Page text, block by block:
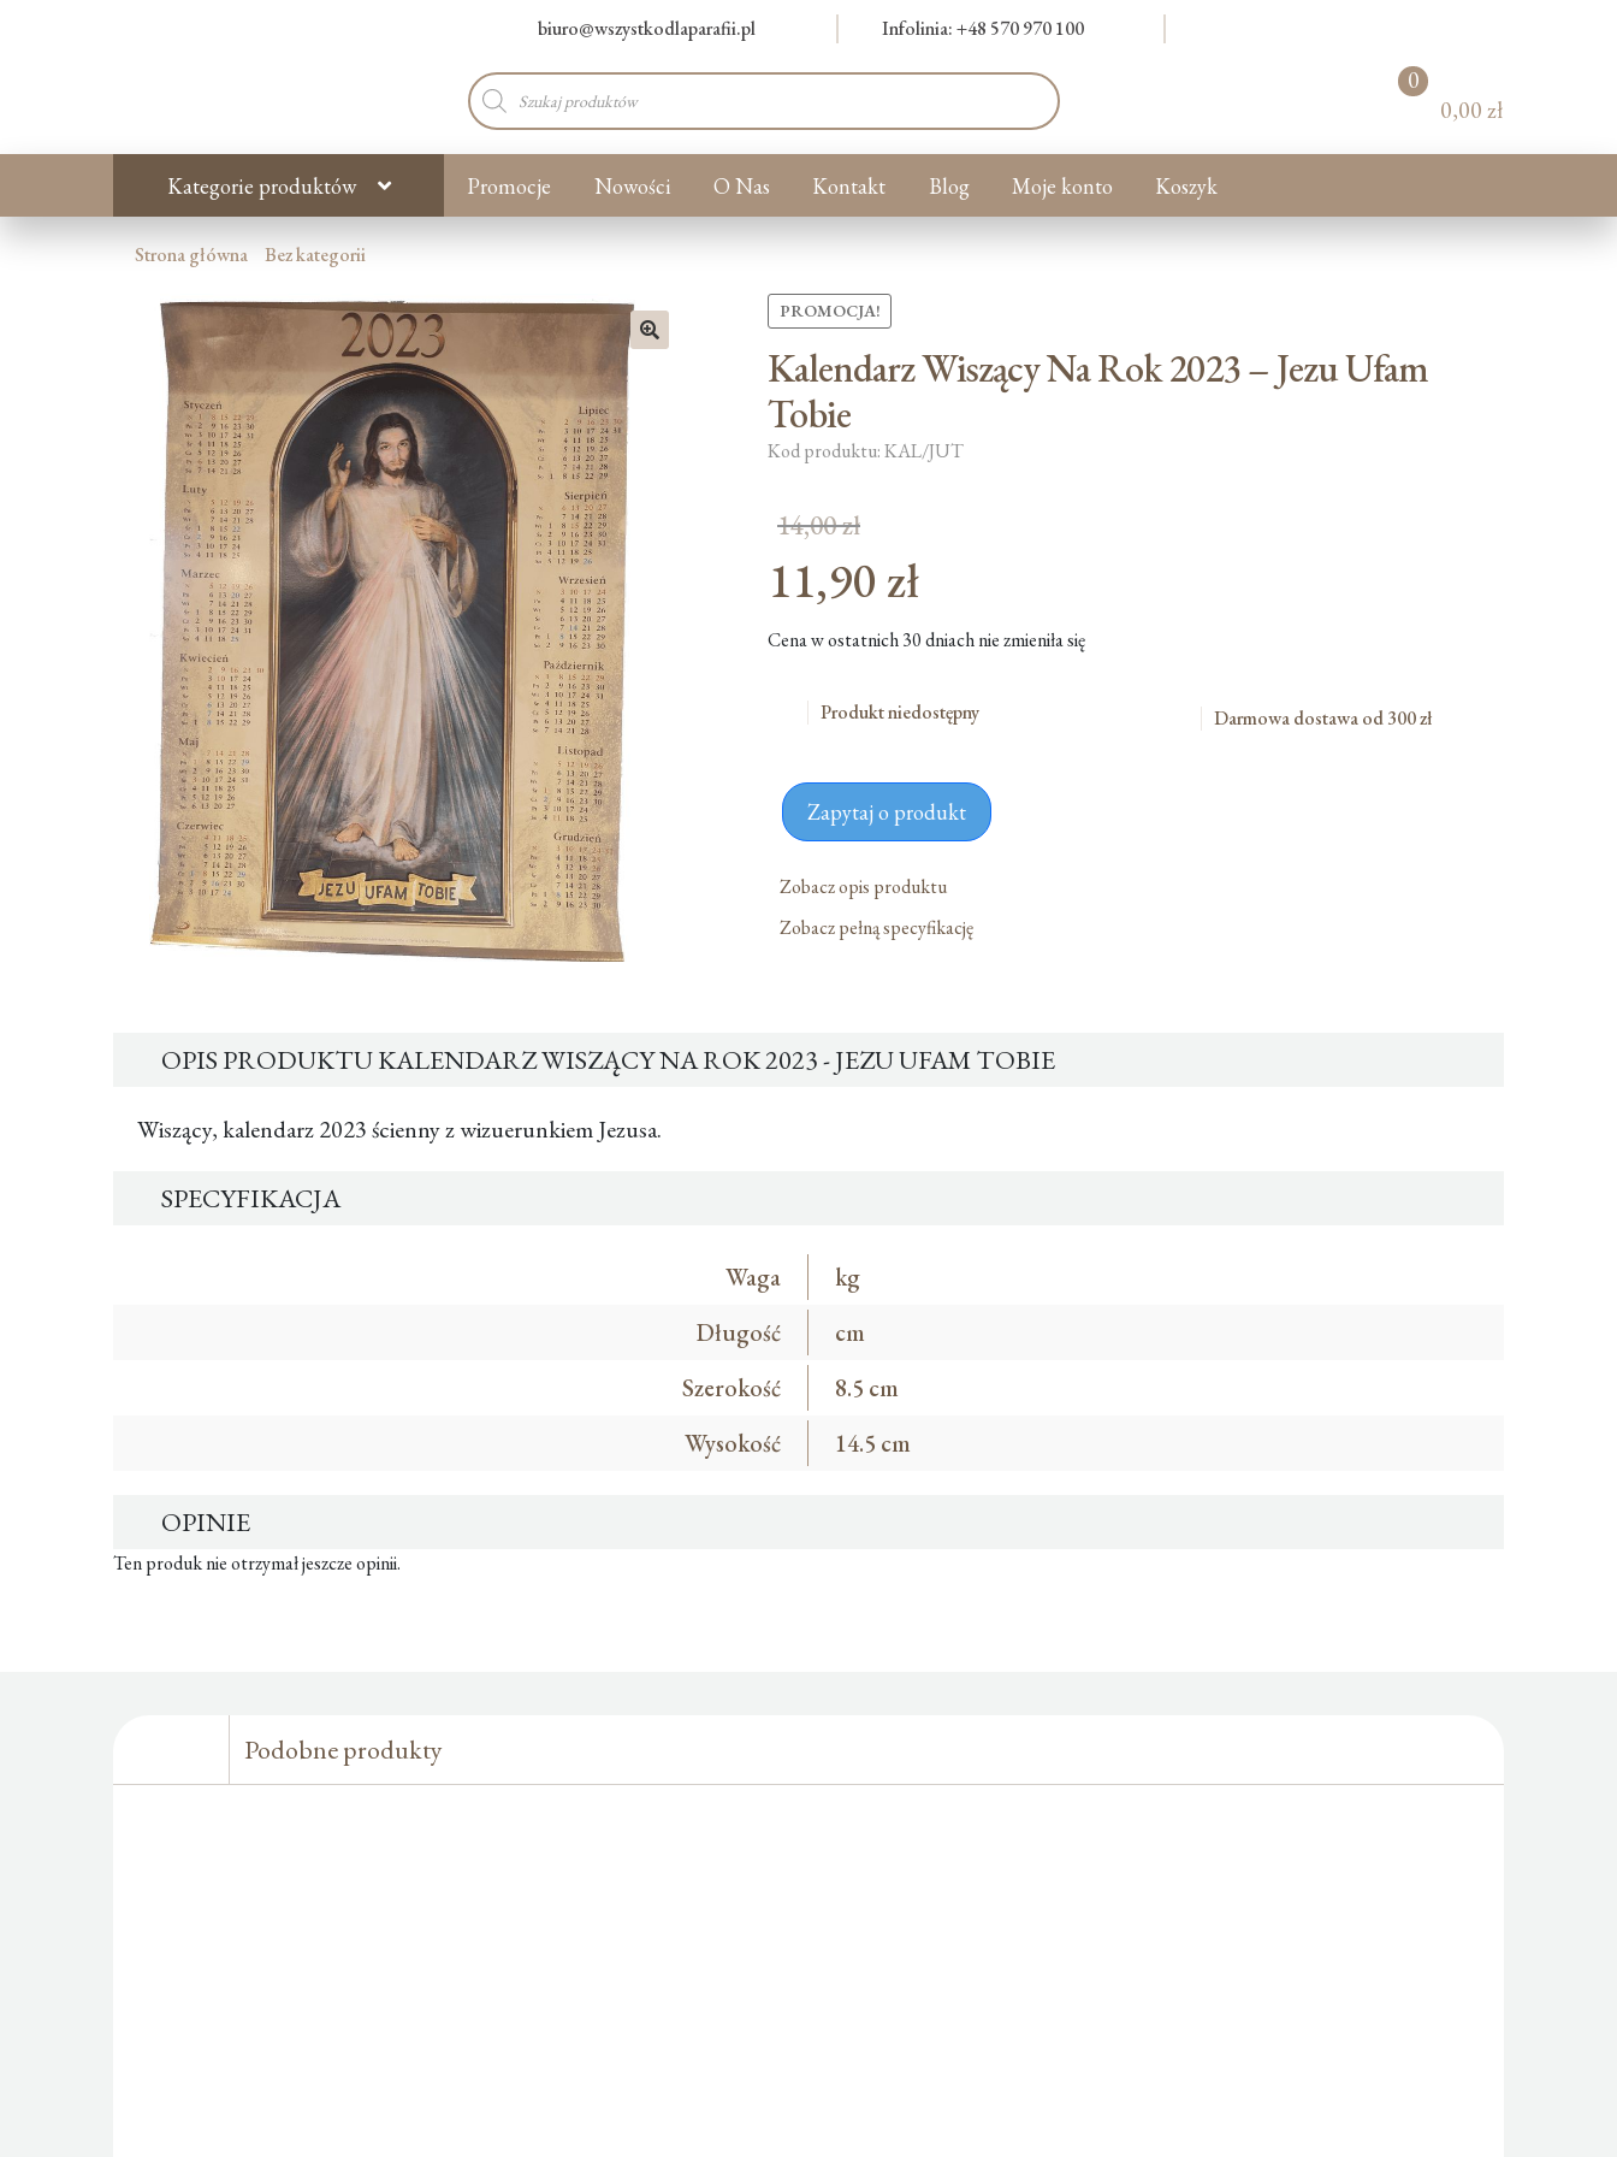
biuro@wszystkodlaparafii.pl Infolinia: +48 570 970 100
Wyszukiwarka
produktów
0
pr
uk
w
0,00 zł
Kategorie produktów Promocje Nowości O Nas Kontakt Blog Moje konto Koszyk
Strona główna Bez kategorii
PROMOCJA!
Kalendarz Wiszący Na Rok 2023 – Jezu Ufam
Tobie
Kod produktu: KAL/JUT
14,00zł
Pierwotna
wynosiła:
11,90 zł
Aktualna
wynosi:
Cena w ostatnich 30 dniach nie zmieniła się
Produkt niedostępny Darmowa dostawa od 300 zł
Zapytaj o produkt
Zobacz opis produktu
Zobacz pełną specyfikację
OPIS PRODUKTU KALENDARZ WISZĄCY NA ROK 2023 - JEZU UFAM TOBIE
Wiszący, kalendarz 2023 ścienny z wizuerunkiem Jezusa.
SPECYFIKACJA
Waga
kg
Długość
cm
Szerokość
8.5 cm
Wysokość
14.5 cm
OPINIE
Ten produk nie otrzymał jeszcze opinii.
Podobne produkty